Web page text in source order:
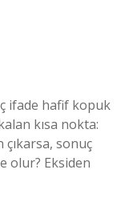
ifade hafif kopuk
kısa nokta:
çıkarsa, sonuç
olur? Eksiden